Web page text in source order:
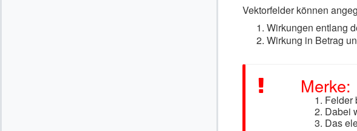
Vektorfelder können
Wirkungen entlang
Wirkung in Betrag
Merke:
Felder
Dabei
Das